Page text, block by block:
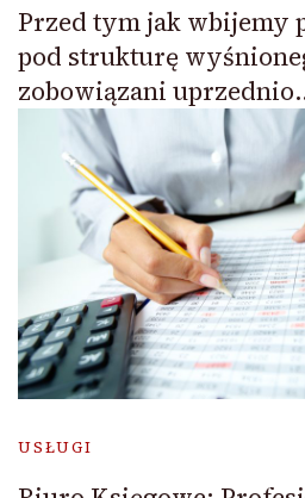
Przed tym jak wbijemy
pod strukturę
zobowiązani
USŁUGI